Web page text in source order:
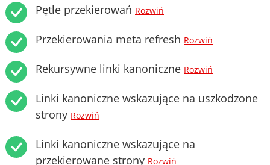
Pętle przekierowań Rozwiń
Przekierowania meta refresh Rozwiń
Rekursywne linki kanoniczne Rozwiń
Linki kanoniczne wskazujące na uszkodzone
strony Rozwiń
Linki kanoniczne wskazujące na
przekierowane strony Rozwiń